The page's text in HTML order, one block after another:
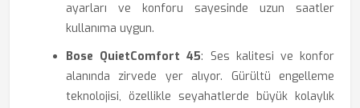
ayarları ve konforu sayesinde uzun saatler
kullanıma uygun.
Bose QuietComfort 45: Ses kalitesi ve konfor
alanında zirvede yer alıyor. Gürültü engelleme
teknolojisi, özellikle seyahatlerde büyük kolaylık